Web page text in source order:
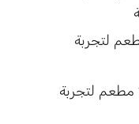
سيتي ووك: 12 مطعم لتجربة
افضل مطعم مندي في دبي : 11 مطعم لتجربة